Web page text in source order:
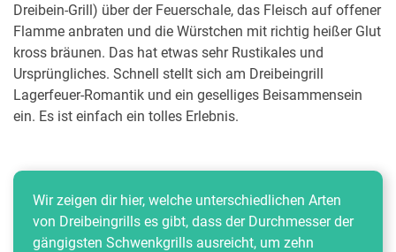
Dreibein-Grill) über der Feuerschale, das Fleisch auf offener
Flamme anbraten und die Würstchen mit richtig heißer Glut
kross bräunen. Das hat etwas sehr Rustikales und
Ursprüngliches. Schnell stellt sich am Dreibeingrill
Lagerfeuer-Romantik und ein geselliges Beisammensein
ein. Es ist einfach ein tolles Erlebnis.
Wir zeigen dir hier, welche unterschiedlichen Arten
von Dreibeingrills es gibt, dass der Durchmesser der
gängigsten Schwenkgrills ausreicht, um zehn